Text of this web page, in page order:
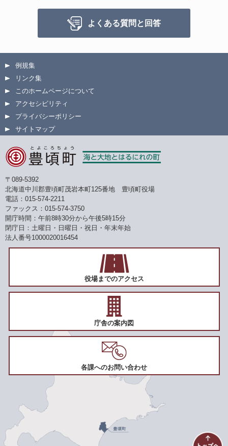
よくある質問と回答
例規集
リンク集
このホームページについて
アクセシビリティ
プライバシーポリシー
サイトマップ
〒089-5392
北海道中川郡豊頃町茂岩本町125番地 豊頃町役場
電話：015-574-2211
ファックス：015-574-3750
開庁時間：午前8時30分から午後5時15分
閉庁日：土曜日・日曜日・祝日・年末年始
法人番号1000020016454
役場までのアクセス
庁舎の案内図
各課へのお問い合わせ